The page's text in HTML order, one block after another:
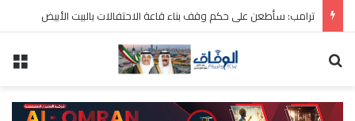
ترامب: سأطعن على حكم وقف بناء قاعة الاحتفالات بالبيت الأبيض